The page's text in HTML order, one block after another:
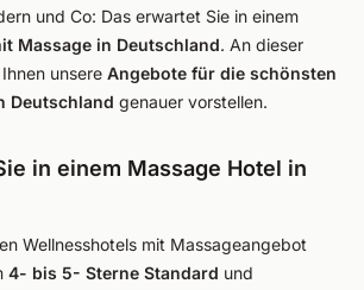
und Co: Das erwartet Sie in einem
Massage in Deutschland. An dieser
unsere Angebote für die schönsten
Deutschland genauer vorstellen.
in einem Massage Hotel in
Wellnesshotels mit Massageangebot
4- bis 5- Sterne Standard und